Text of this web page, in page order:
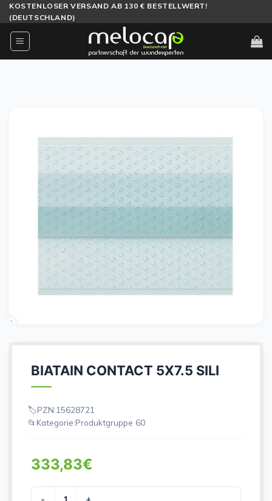
Zum
Inhalt
springen
KOSTENLOSER VERSAND AB 130 € BESTELLWERT!
(DEUTSCHLAND)
BIATAIN CONTACT 5X7.5 SILI
PZN:15628721
Kategorie:Produktgruppe 60
333,83€